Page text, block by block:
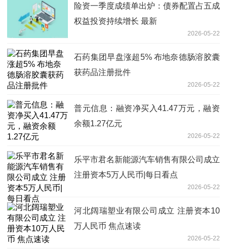
险资一季度成绩单出炉：债券配置占五成
权益投资持续增长 最新
2026-05-22
石药集团早盘涨超5% 布地奈德肠溶胶囊
获药品注册批件
2026-05-22
普元信息：融资净买入41.47万元，融资
余额1.27亿元
2026-05-22
乐平市君名新能源汽车销售有限公司成立
注册资本5万人民币|每日看点
2026-05-22
河北阔瑞塑业有限公司成立 注册资本10
万人民币 焦点速读
2026-05-22